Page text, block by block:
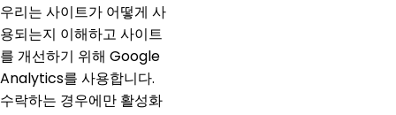
우리는 사이트가 어떻게 사
용되는지 이해하고 사이트
를 개선하기 위해 Google
Analytics를 사용합니다.
수락하는 경우에만 활성화